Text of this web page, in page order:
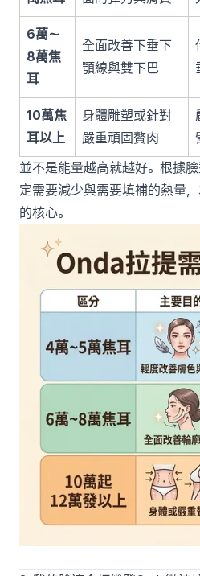
6萬～
8萬焦
耳
全面改善下垂下
顎線與雙下巴
10萬焦
耳以上
身體雕塑或針對
嚴重頑固贅肉
並不是能量越高就越好。根據
定需要減少與需要填補的熱量
的核心。